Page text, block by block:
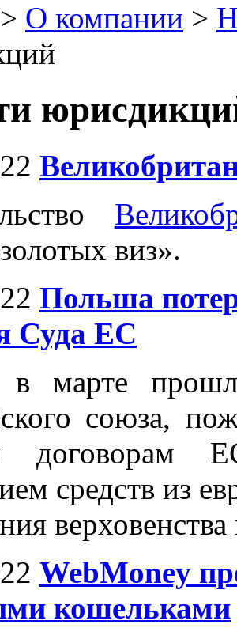
> О компании >
виз».
Польша
Суда ЕС
в марте
союза,
договорам
средств из
верховенства
WebMoney
кошельками